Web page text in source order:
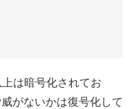
は暗号化されてお
がないかは復号化して